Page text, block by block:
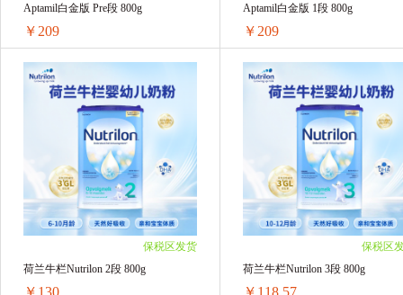
Aptamil白金版 Pre段 800g
￥209
1罐装 ￥219(￥219/单罐)
2罐装 ￥424(￥212/单罐)
3罐装 ￥636(￥212/单罐)
4罐装 ￥848(￥212/单罐)
6罐装 ￥1254(￥209/单罐)
Aptamil白金版 1段 800g
￥209
1罐装 ￥215.55(￥215.55/单罐)
2罐装 ￥418(￥209/单罐)
3罐装 ￥627(￥209/单罐)
4罐装 ￥836(￥209/单罐)
6罐装 ￥1254(￥209/单罐)
保税区发货
荷兰牛栏Nutrilon 2段 800g
￥130
保税区
荷兰牛栏Nutrilon 3段 800g
￥118.57